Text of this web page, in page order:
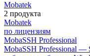
Mobatek
2 продукта
Mobatek
по лицензиям
MobaSSH Professional
MobaSSH Professional —